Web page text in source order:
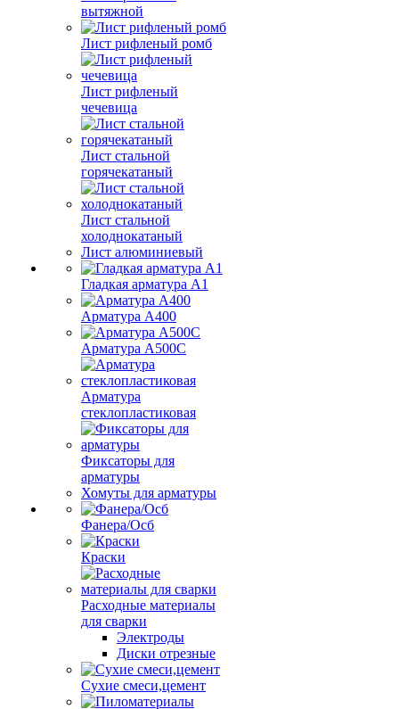
вытяжной
Лист рифленый ромб
Лист рифленый
чечевица
Лист стальной
горячекатаный
Лист стальной
холоднокатаный
Лист алюминиевый
Гладкая арматура А1
Арматура А400
Арматура A500C
Арматура
стеклопластиковая
Фиксаторы для
арматуры
Хомуты для арматуры
Фанера/Осб
Краски
Расходные материалы
для сварки
Электроды
Диски отрезные
Сухие смеси,цемент